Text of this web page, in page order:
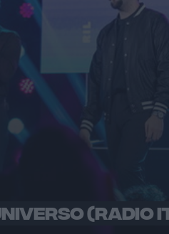
(RADIO